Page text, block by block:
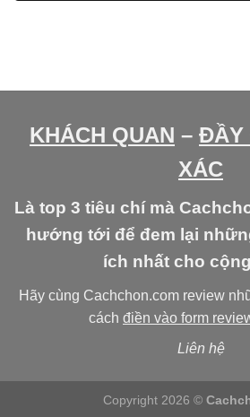
KHÁCH QUAN – ĐẦY
XÁC
Là top 3 tiêu chí mà
hướng tới để đem lại
ích nhất cho
Hãy cùng Cachchon.com review
cách điền vào form
Liên hệ
Copyright 2026 ©